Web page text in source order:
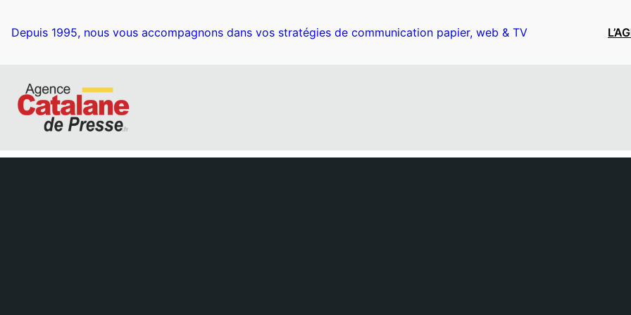
Depuis 1995, nous vous accompagnons dans vos stratégies de communication papier, web & TV